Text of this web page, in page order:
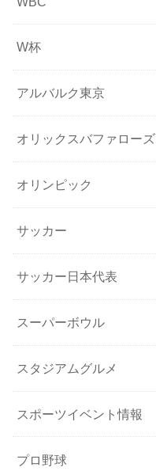
W杯
アルバルク東京
オリックスバファローズ
オリンピック
サッカー
サッカー日本代表
スーパーボウル
スタジアムグルメ
スポーツイベント情報
プロ野球